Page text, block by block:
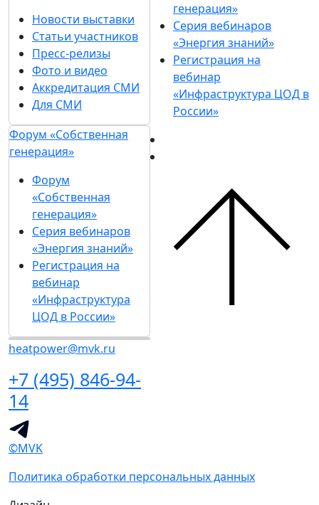
Новости выставки
Статьи участников
Пресс-релизы
Фото и видео
Аккредитация СМИ
Для СМИ
Форум «Собственная
генерация»
Форум
«Собственная
генерация»
Серия вебинаров
«Энергия знаний»
Регистрация на
вебинар
«Инфраструктура
ЦОД в России»
heatpower@mvk.ru
+7 (495) 846-94-
14
генерация»
Серия вебинаров
«Энергия знаний»
Регистрация на
вебинар
«Инфраструктура ЦОД в
России»
©MVK
Политика обработки персональных данных